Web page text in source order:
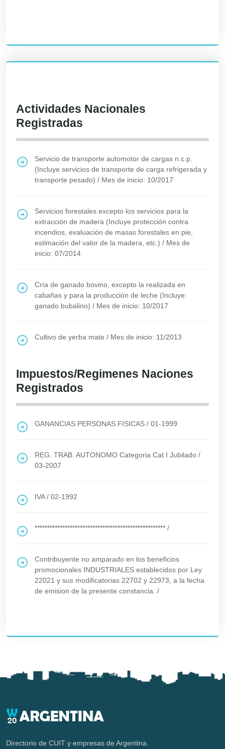
Actividades Nacionales
Registradas
Servicio de transporte automotor de cargas n.c.p.
(Incluye servicios de transporte de carga refrigerada y
transporte pesado) / Mes de inicio: 10/2017
Servicios forestales excepto los servicios para la
extracción de madera (Incluye protección contra
incendios, evaluación de masas forestales en pie,
estimación del valor de la madera, etc.) / Mes de
inicio: 07/2014
Cría de ganado bovino, excepto la realizada en
cabañas y para la producción de leche (Incluye:
ganado bubalino) / Mes de inicio: 10/2017
Cultivo de yerba mate / Mes de inicio: 11/2013
Impuestos/Regimenes Naciones
Registrados
GANANCIAS PERSONAS FISICAS / 01-1999
REG. TRAB. AUTONOMO Categoria Cat I Jubilado /
03-2007
IVA/ 02-1992
**************************************************** /
Contribuyente no amparado en los beneficios
promocionales INDUSTRIALES establecidos por Ley
22021 y sus modificatorias 22702 y 22973, a la fecha
de emision de la presente constancia. /
Directorio de CUIT y empresas de Argentina.